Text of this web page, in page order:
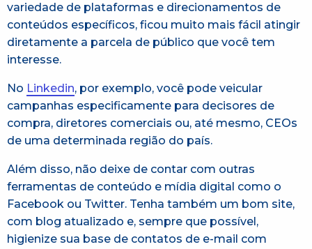
variedade de plataformas e direcionamentos de
conteúdos específicos, ficou muito mais fácil atingir
diretamente a parcela de público que você tem
interesse.
No Linkedin, por exemplo, você pode veicular
campanhas especificamente para decisores de
compra, diretores comerciais ou, até mesmo, CEOs
de uma determinada região do país.
Além disso, não deixe de contar com outras
ferramentas de conteúdo e mídia digital como o
Facebook ou Twitter. Tenha também um bom site,
com blog atualizado e, sempre que possível,
higienize sua base de contatos de e-mail com